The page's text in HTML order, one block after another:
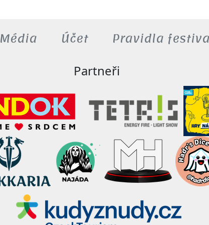
Média Účet Pravidla
Partneři